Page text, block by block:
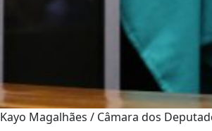
Kayo Magalhães / Câmara dos